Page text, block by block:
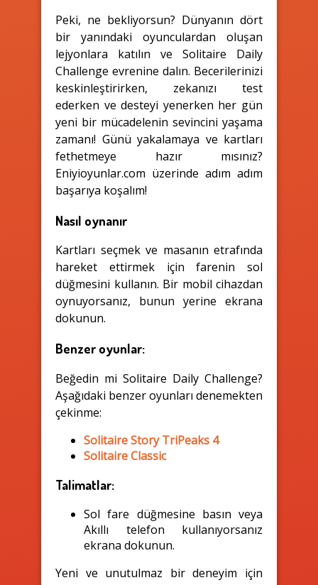
Peki, ne bekliyorsun? Dünyanın dört
bir yanındaki oyunculardan oluşan
lejyonlara katılın ve Solitaire Daily
Challenge evrenine dalın. Becerilerinizi
keskinleştirirken, zekanızı test
ederken ve desteyi yenerken her gün
yeni bir mücadelenin sevincini yaşama
zamanı! Günü yakalamaya ve kartları
fethetmeye hazır mısınız?
Eniyioyunlar.com üzerinde adım adım
başarıya koşalım!
Nasıl oynanır
Kartları seçmek ve masanın etrafında
hareket ettirmek için farenin sol
düğmesini kullanın. Bir mobil cihazdan
oynuyorsanız, bunun yerine ekrana
dokunun.
Benzer oyunlar:
Beğedin mi Solitaire Daily Challenge?
Aşağıdaki benzer oyunları denemekten
çekinme:
Solitaire Story TriPeaks 4
Solitaire Classic
Talimatlar:
Sol fare düğmesine basın veya
Akıllı telefon kullanıyorsanız
ekrana dokunun.
Yeni ve unutulmaz bir deneyim için